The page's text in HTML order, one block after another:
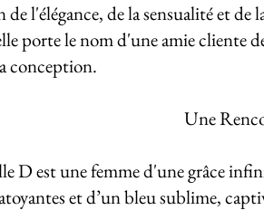
l'élégance, de la sensualité et
porte le nom d'une amie cliente
conception.
Une
D est une femme d'une grâce
et d’un bleu sublime,